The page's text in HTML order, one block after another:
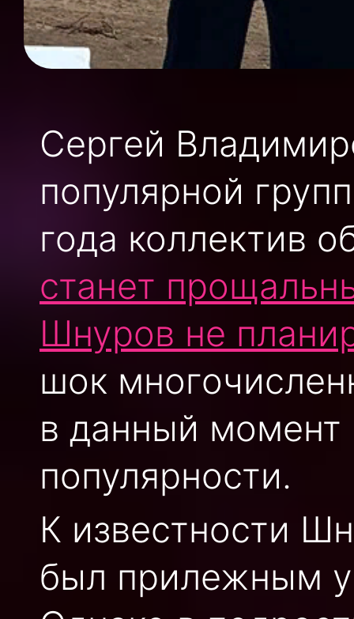
Сергей
популярной
года коллектив
станет
Шнуров не
шок
в данный момент
популярности.
К известности
был прилежным